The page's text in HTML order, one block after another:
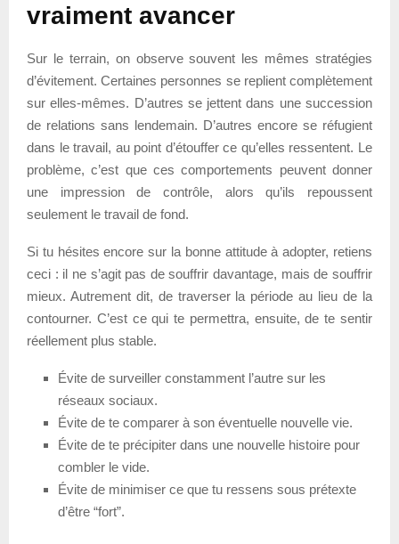
vraiment avancer
Sur le terrain, on observe souvent les mêmes stratégies
d’évitement. Certaines personnes se replient complètement
sur elles-mêmes. D’autres se jettent dans une succession
de relations sans lendemain. D’autres encore se réfugient
dans le travail, au point d’étouffer ce qu’elles ressentent. Le
problème, c’est que ces comportements peuvent donner
une impression de contrôle, alors qu’ils repoussent
seulement le travail de fond.
Si tu hésites encore sur la bonne attitude à adopter, retiens
ceci : il ne s’agit pas de souffrir davantage, mais de souffrir
mieux. Autrement dit, de traverser la période au lieu de la
contourner. C’est ce qui te permettra, ensuite, de te sentir
réellement plus stable.
Évite de surveiller constamment l’autre sur les
réseaux sociaux.
Évite de te comparer à son éventuelle nouvelle vie.
Évite de te précipiter dans une nouvelle histoire pour
combler le vide.
Évite de minimiser ce que tu ressens sous prétexte
d’être “fort”.